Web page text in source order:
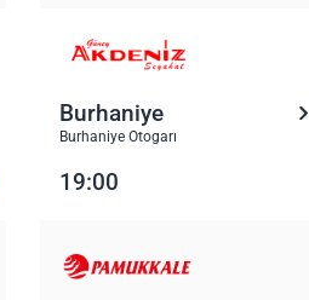
Burhaniye
Burhaniye Otogarı
19:00